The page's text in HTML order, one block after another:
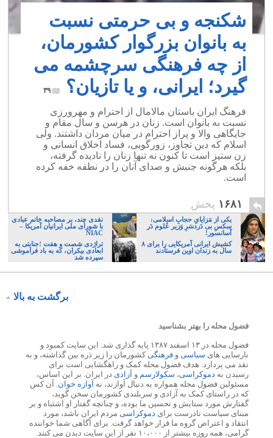
شکنجه و بی حرمتی نسبت
به بانوان بزرگوار کشورمان،
از چه فرهنگی سرچشمه می
گیرد؛ ایرانی، و یا تازیان؟
۳۹
فرهنگ ایران باستان مالامال از احترام و مهرورزی
نسبت به بانوان است. زنان در هرسن و سال مقام و
جایگاهی والا و پراز احترام در میان مردان داشتند. ولی
اسلام که دین تجاوز، زورگویی، فساد اخلاق انسانی و
زن ستیز است تا کنون نه تنها زنان را نادیده گرفته،
بلکه هرگونه جنبش و صدای آنان را در نطفه خفه کرده
است.
۱۶۸۱ پخش
یکی از مَزایایِ حجابِ اسلامی:
سکسِ بی دَردسَرِ وَزیر عُلوم دَر
آسانسور!
نقدی چند، بر مصاحبه خانم عبادی
با شورای ملی ایرانیان آمریکا –
NIAC
کشیش ایرانی آمریکایی را برای ۸
سال به زندان اوین فرستادند
تراژدی شصت و هفت ؛جنایتی به
ابعادی بیکران، که به باد فراموشی
سپرده شد
برگشت به بالا
فضول محله را بهتر بشناسید
فضول محله در ۱۳ اسفند ۱۳۸۷ پایه گذاری شد. این سایت کمبود و
نارسایی های سیاسی و فرهنگی کشورمان را زیر ذره بین گذاشته، و به
نقد می پردازد. هدف فضول محله کمک و راهگشایی است برای
رسیدن به دموکراسی، سکولارسم و آزادی در ایران. بر این اساس،
مسئولین فضول محله همواره به دنبال آوازند، نه آوازه خوان . آن کس
که در راستای کمک به آزادی و سربلندی کشورمان سخن گوید،
گفتارش مورد ستایش و تحسین ما بوده، و چنانچه گفتار او اشتباه و بر
مبنای سیاست نادرست برای دموکراسی مردم ایران باشد، مورد
انتقاد و اعتراض گروه ما قرار خواهد گرفت. برای آگاهی شما خواننده
گرامی، همه روزه بیشتر از ۱۰،۰۰۰ نفر از این سایت دیدن می کنند.